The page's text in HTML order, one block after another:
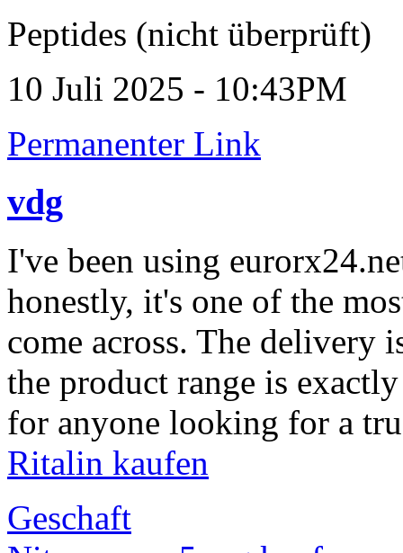
Peptides (nicht überprüft)
10 Juli 2025 - 10:43PM
Permanenter Link
vdg
I've been using
honestly, it's one of the
come across. The delivery
the product range is
for anyone looking for a
Ritalin kaufen
Geschaft